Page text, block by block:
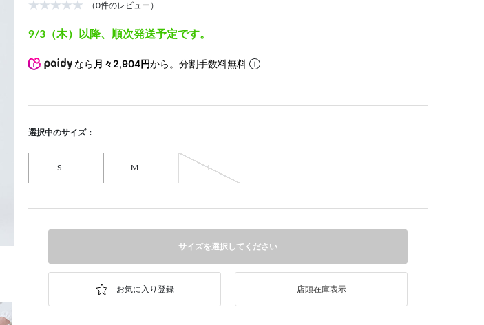
次の画像
（0件のレビュー）
9/3（木）以降、順次発送予定です。
なら 月々2,904円から。分割手数料無料
選択中のサイズ：
S M L
サイズを選択してください
店頭在庫表示